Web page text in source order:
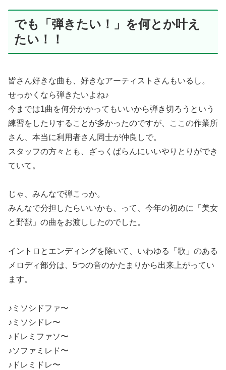
でも「弾きたい！」を何とか叶え
たい！！
皆さん好きな曲も、好きなアーティストさんもいるし。
せっかくなら弾きたいよね♪
今までは1曲を何分かかってもいいから弾き切ろうという
練習をしたりすることが多かったのですが、ここの作業所
さん、本当に利用者さん同士が仲良しで。
スタッフの方々とも、ざっくばらんにいいやりとりができ
ていて。
じゃ、みんなで弾こっか。
みんなで分担したらいいかも、って、今年の初めに「美女
と野獣」の曲をお渡ししたのでした。
イントロとエンディングを除いて、いわゆる「歌」のある
メロディ部分は、5つの音のかたまりから出来上がってい
ます。
♪ミソシドファ〜
♪ミソシドレ〜
♪ドレミファソ〜
♪ソファミレド〜
♪ドレミドレ〜